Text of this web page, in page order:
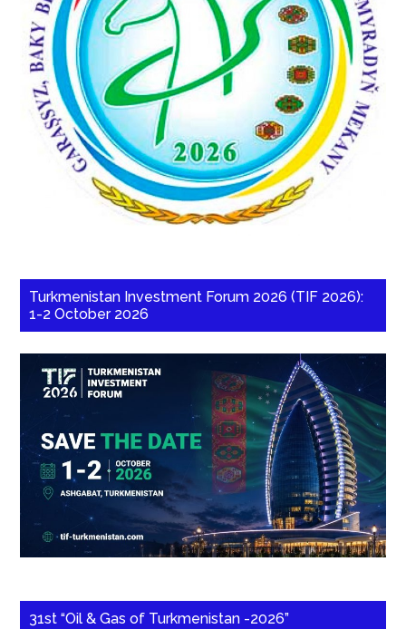
Turkmenistan Investment Forum 2026 (TIF 2026):
1-2 October 2026
31st “Oil & Gas of Turkmenistan -2026”